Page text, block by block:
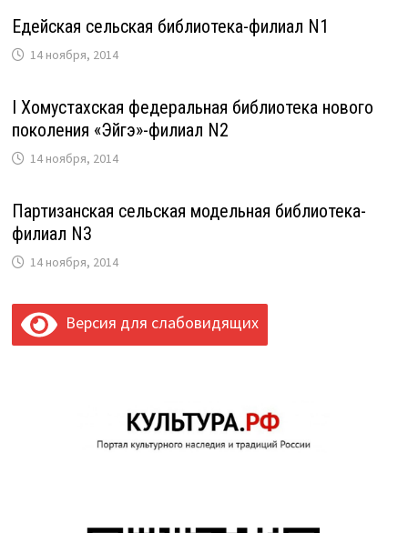
Едейская сельская библиотека-филиал N1
14 ноября, 2014
I Хомустахская федеральная библиотека нового
поколения «Эйгэ»-филиал N2
14 ноября, 2014
Партизанская сельская модельная библиотека-
филиал N3
14 ноября, 2014
Версия для слабовидящих